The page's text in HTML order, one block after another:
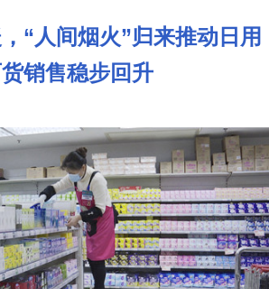
“人间烟火”归来推动日用
销售稳步回升